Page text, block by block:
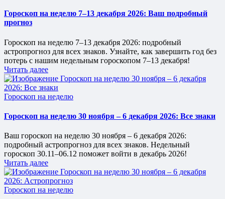
Гороскоп на неделю 7–13 декабря 2026: Ваш подробный
прогноз
Гороскоп на неделю 7–13 декабря 2026: подробный
астропрогноз для всех знаков. Узнайте, как завершить год без
потерь с нашим недельным гороскопом 7–13 декабря!
Читать далее
Опубликовано
Гороскоп на неделю
Гороскоп на неделю 30 ноября – 6 декабря 2026: Все знаки
Ваш гороскоп на неделю 30 ноября – 6 декабря 2026:
подробный астропрогноз для всех знаков. Недельный
гороскоп 30.11–06.12 поможет войти в декабрь 2026!
Читать далее
Опубликовано
Гороскоп на неделю